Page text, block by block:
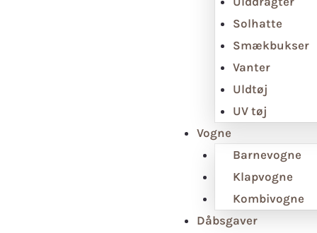
Solhatte
Smækbukser
Vanter
Uldtøj
UV tøj
Vogne
Barnevogne
Klapvogne
Kombivogne
Dåbsgaver